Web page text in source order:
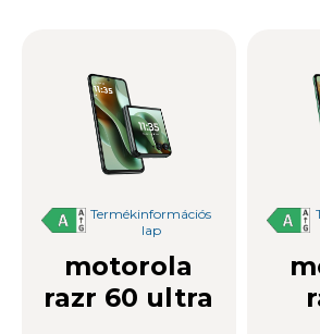
Termékinformációs
lap
motorola
razr 60 ultra